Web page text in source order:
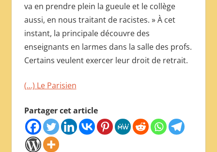
va en prendre plein la gueule et le collège
aussi, en nous traitant de racistes. » À cet
instant, la principale découvre des
enseignants en larmes dans la salle des profs.
Certains veulent exercer leur droit de retrait.
(…) Le Parisien
Partager cet article